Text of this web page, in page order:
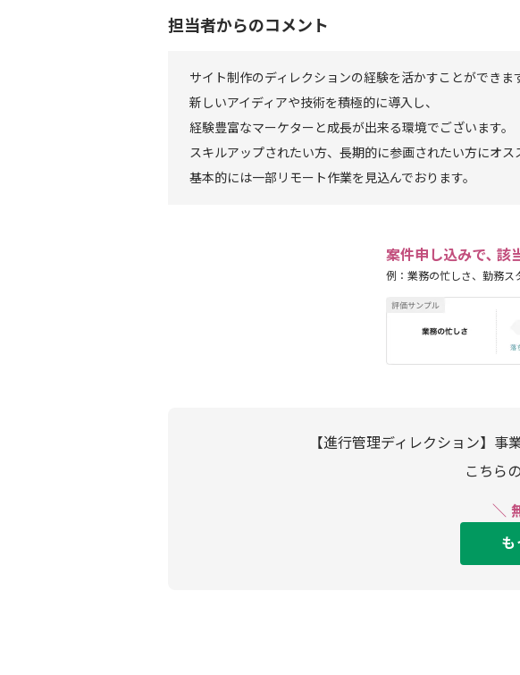
担当者からのコメント
サイト制作のディレクションの経験を活かすことができま
新しいアイディアや技術を積極的に導入し、
経験豊富なマーケターと成長が出来る環境でございます。
スキルアップされたい方、長期的に参画されたい方にオス
基本的には一部リモート作業を見込んでおります。
案件申し込みで､ 該
例：業務の忙しさ、勤務ス
【進行管理ディレクション】
こちら
＼
も